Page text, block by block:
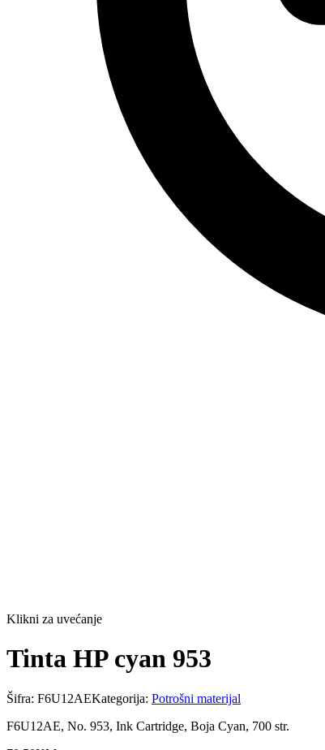
Klikni za uvećanje
Tinta HP cyan 953
Šifra: F6U12AEKategorija: Potrošni materijal
F6U12AE, No. 953, Ink Cartridge, Boja Cyan, 700 str.